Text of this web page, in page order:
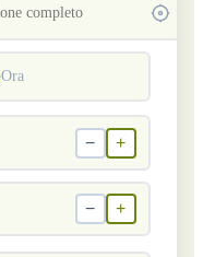
Ora
− +
− +